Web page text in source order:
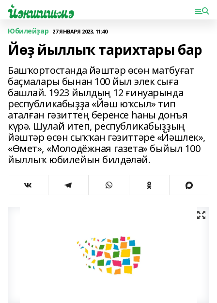
Юбилейҙар 27 ЯНВАРЯ 2023, 11:40
Йөҙ йыллыҡ тарихтары бар
Башҡортостанда йәштәр өсөн матбуғат
баҫмалары бынан 100 йыл элек сыға
башлай. 1923 йылдың 12 ғинуарында
республикабыҙҙа «Йәш юҡсыл» тип
аталған гәзиттең беренсе һаны донъя
күрә. Шулай итеп, республикабыҙҙың
йәштәр өсөн сыҡҡан гәзиттәре «Йәшлек»,
«Өмет», «Молодёжная газета» быйыл 100
йыллыҡ юбилейын билдәләй.